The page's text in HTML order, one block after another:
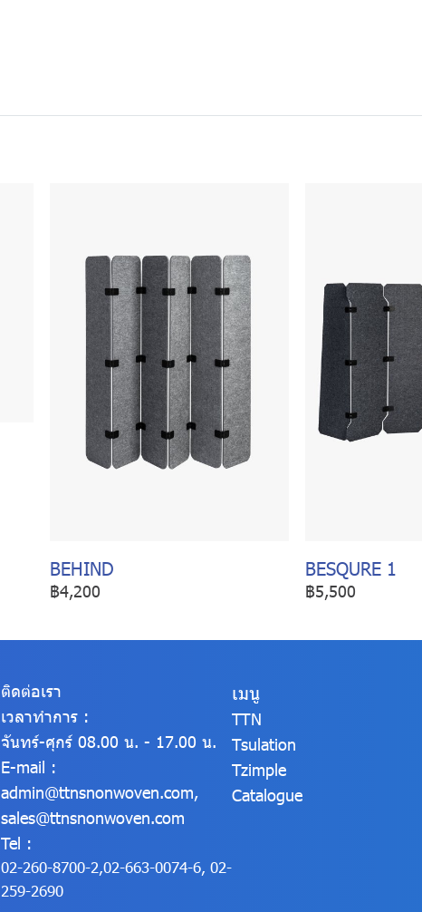
BEHIND
฿4,200
BESQURE 1
฿5,500
ติดต่อเรา
เวลาทำการ :
จันทร์-ศุกร์ 08.00 น. - 17.00 น.
E-mail :
admin@ttnsnonwoven.com,
sales@ttnsnonwoven.com
Tel :
02-260-8700-2,02-663-0074-6, 02-
259-2690
เมนู
TTN
Tsulation
Tzimple
Catalogue